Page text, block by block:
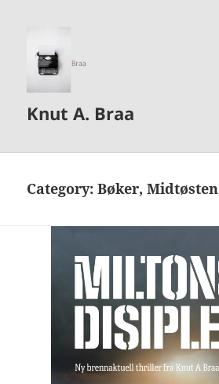
Knut A. Braa
Category:Bøker, Midtøsten